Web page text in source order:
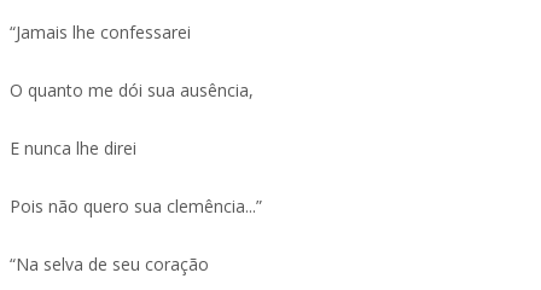
“Jamais lhe confessarei
O quanto me dói sua ausência,
E nunca lhe direi
Pois não quero sua clemência...”
“Na selva de seu coração